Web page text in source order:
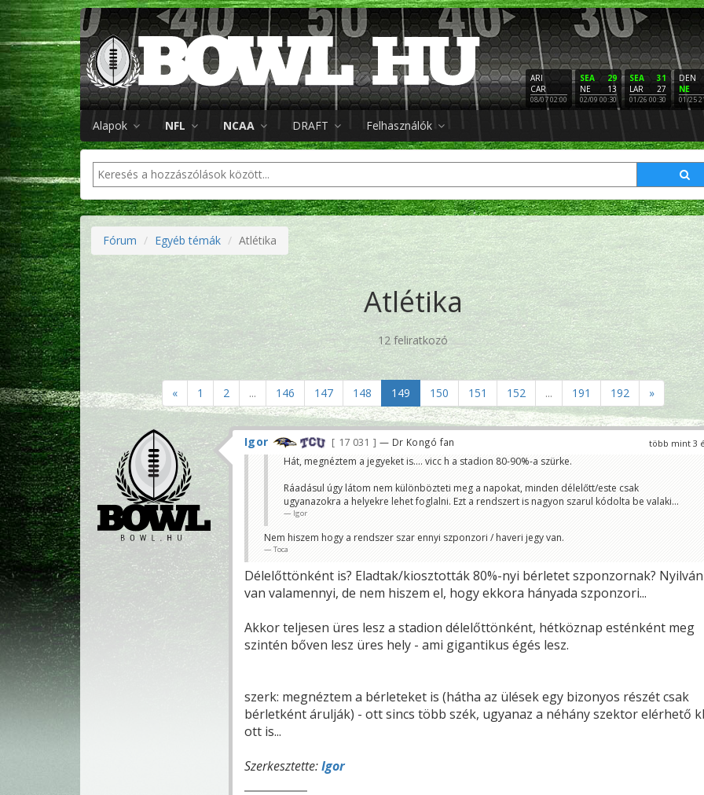
ARI
CAR
08/07 02:00
29
SEA
13
NE
02/09 00:30
31
SEA
27
LAR
01/26 00:30
DEN
NE
01/25
Alapok NFL NCAA DRAFT Felhasználók
Fórum Egyéb témák Atlétika
Atlétika
12 feliratkozó
« 1 2 ... 146 147 148 149 150 151 152 ... 191 192 »
több mint 3
Igor 17 031 — Dr Kongó fan
Hát, megnéztem a jegyeket is.... vicc h a stadion 80-90%-a szürke.
Ráadásul úgy látom nem különbözteti meg a napokat, minden délelőtt/este csak
ugyanazokra a helyekre lehet foglalni. Ezt a rendszert is nagyon szarul kódolta be valaki...
Igor
Nem hiszem hogy a rendszer szar ennyi szponzori / haveri jegy van.
Toca
Délelőttönként is? Eladtak/kiosztották 80%-nyi bérletet szponzornak? Nyilván
van valamennyi, de nem hiszem el, hogy ekkora hányada szponzori...
Akkor teljesen üres lesz a stadion délelőttönként, hétköznap esténként meg
szintén bőven lesz üres hely - ami gigantikus égés lesz.
szerk: megnéztem a bérleteket is (hátha az ülések egy bizonyos részét csak
bérletként árulják) - ott sincs több szék, ugyanaz a néhány szektor elérhető
ott is...
Szerkesztette:Igor